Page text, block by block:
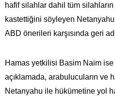
hafif silahlar dahil tüm silahların
kastettiğini söyleyen
ABD önerileri karşısında geri
Hamas yetkilisi Basim Naim ise
açıklamada, arabulucuların ve
Netanyahu ile hükümetine yol